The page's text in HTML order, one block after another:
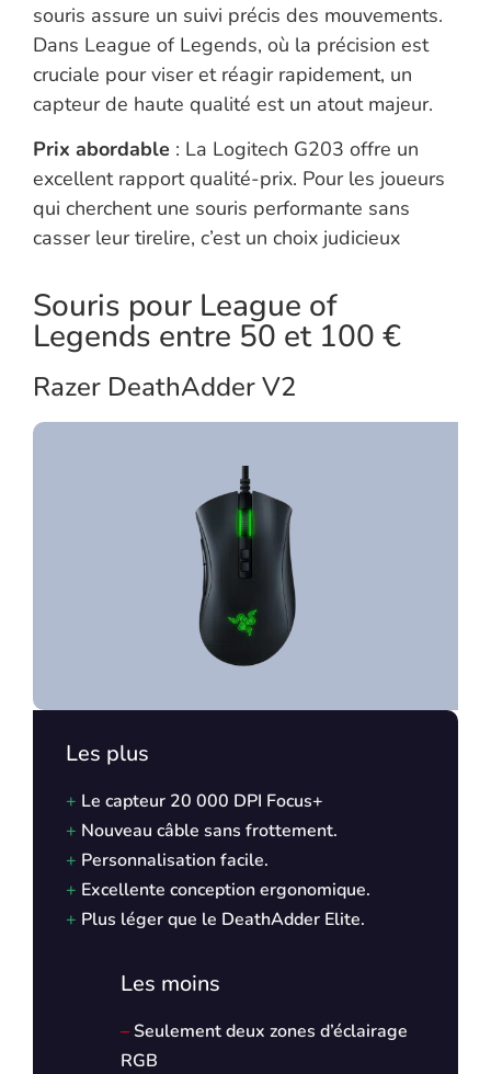
souris assure un suivi précis des mouvements.
Dans League of Legends, où la précision est
cruciale pour viser et réagir rapidement, un
capteur de haute qualité est un atout majeur.
Prix abordable : La Logitech G203 offre un
excellent rapport qualité-prix. Pour les joueurs
qui cherchent une souris performante sans
casser leur tirelire, c’est un choix judicieux
Souris pour League of
Legends entre 50 et 100 €
Razer DeathAdder V2
Les plus
+ Le capteur 20 000 DPI Focus+
+ Nouveau câble sans frottement.
+ Personnalisation facile.
+ Excellente conception ergonomique.
+ Plus léger que le DeathAdder Elite.
Les moins
–Seulement deux zones d’éclairage
RGB